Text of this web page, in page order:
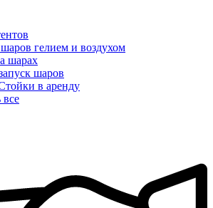
гелием и воздухом
шарах
шаров
в аренду
все